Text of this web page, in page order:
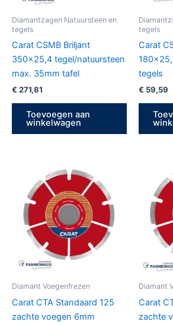
Diamantzagen Natuursteen en
tegels
Carat CSMB Briljant
350×25,4 tegel/natuursteen
max. 35mm tafel
€ 271,81
Toevoegen aan
winkelwagen
tegels
Carat
tegels
€ 59,59
Diamant Voegenfrezen
Carat CTA Standaard 125
zachte voegen 6mm
Diamant
Carat
zachte